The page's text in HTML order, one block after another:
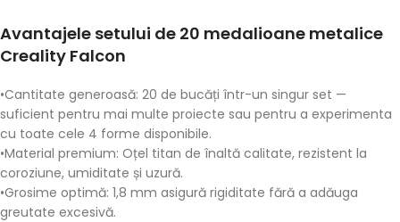
Avantajele setului de 20 medalioane metalice
Creality Falcon
•Cantitate generoasă: 20 de bucăți într-un singur set —
suficient pentru mai multe proiecte sau pentru a experimenta
cu toate cele 4 forme disponibile.
•Material premium: Oțel titan de înaltă calitate, rezistent la
coroziune, umiditate și uzură.
•Grosime optimă: 1,8 mm asigură rigiditate fără a adăuga
greutate excesivă.